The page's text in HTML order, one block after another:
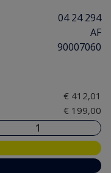
04 24 294
AF
90007060
€ 412,01
€ 199,00